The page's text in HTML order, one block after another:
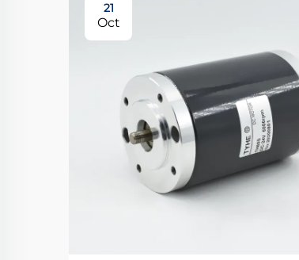
21
Oct